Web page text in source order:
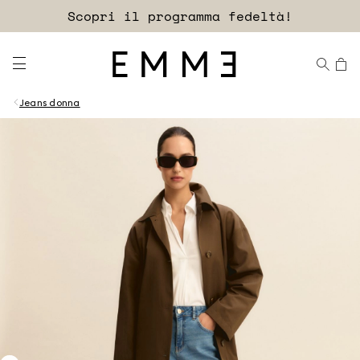
EXTRA SCONTO
Scopri il programma fedeltà!
Jeans donna